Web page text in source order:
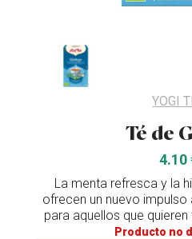
YOGI
Té de
4.10
La menta refresca y la
ofrecen un nuevo impulso
para aquellos que
Producto no